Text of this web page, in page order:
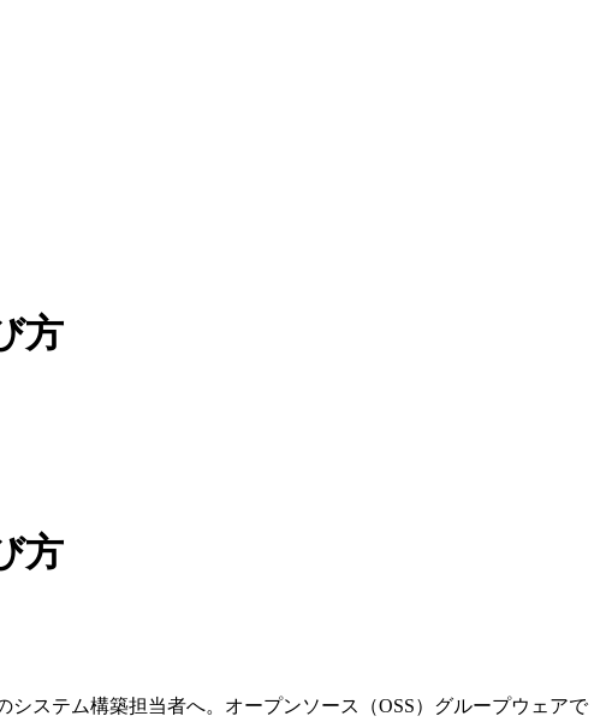
方
方
ステム構築担当者へ。オープンソース（OSS）グループウェアで